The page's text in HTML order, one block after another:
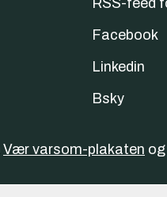
Facebook
Linkedin
Bsky
Vær varsom-plakaten og